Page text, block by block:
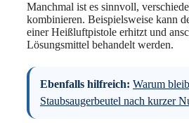
Manchmal ist es sinnvoll,
kombinieren. Beispielsweise kann
einer Heißluftpistole erhitzt und
Lösungsmittel behandelt werden.
Ebenfalls hilfreich: Warum
Staubsaugerbeutel nach kurzer